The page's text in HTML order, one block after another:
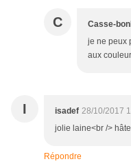
C Casse-
je ne peux
aux
I isadef 28/10/2017
jolie laine<br />
Répondre